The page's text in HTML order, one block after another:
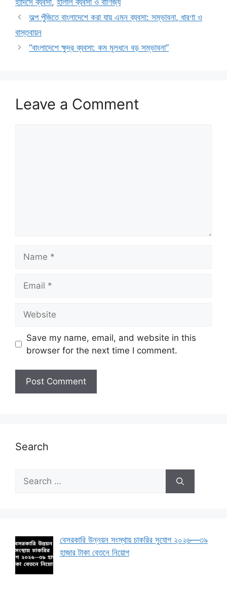
অল্প পুঁজিতে বাংলাদেশে করা যায় এমন ব্যবসা: সম্ভাবনা, ধারণা ও
বাস্তবায়ন
“বাংলাদেশে ক্ষুদ্র ব্যবসা: কম মূলধনে বড় সম্ভাবনা”
Leave a Comment
Save my name, email, and website in this
browser for the next time I comment.
Search
Search
for:
বেসরকারি উন্নয়ন সংস্থায় চাকরির সুযোগ ২০২৬—৩৯
হাজার টাকা বেতনে নিয়োগ